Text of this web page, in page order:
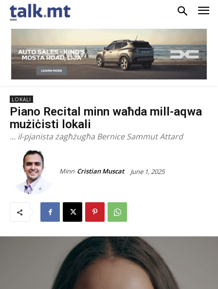
LOKALI
Piano Recital minn waħda mill-aqwa
mużiċisti lokali
... il-pjanista żagħżugħa Bernice Sammut Attard
Minn Cristian Muscat June 1, 2025